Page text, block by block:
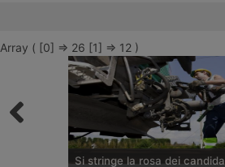
Array ( [0] => 26 [1] => 12 )
Si stringe la rosa dei